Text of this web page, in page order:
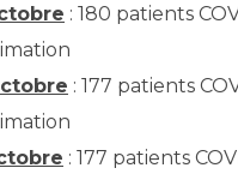
: 180 patients
: 177 patients
: 177 patients